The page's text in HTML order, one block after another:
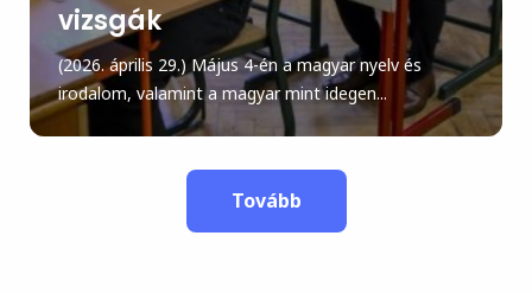
vizsgák
(2026. április 29.) Május 4-én a magyar nyelv és
irodalom, valamint a magyar mint idegen...
Tovább